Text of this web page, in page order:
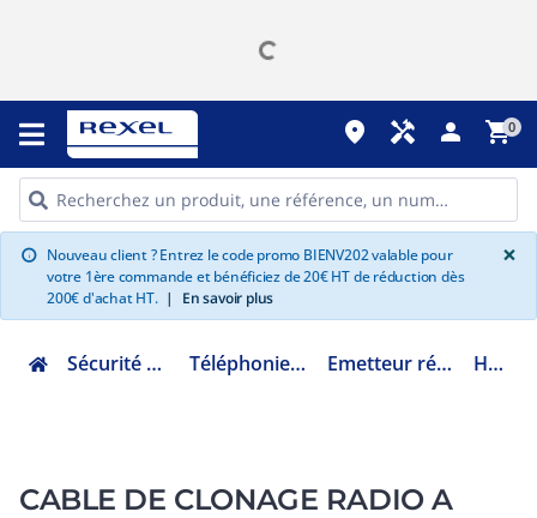
place handyman person shopping_cart0
info Nouveau client ? Entrez le code promo BIENV202 valable pour
votre 1ère commande et bénéficiez de 20€ HT de réduction dès
200€ d'achat HT. | En savoir plus
×
Sécurité et communication Téléphonie émission réception Emetteur récepteur talkie walkie HKKN4028
CABLE DE CLONAGE RADIO A